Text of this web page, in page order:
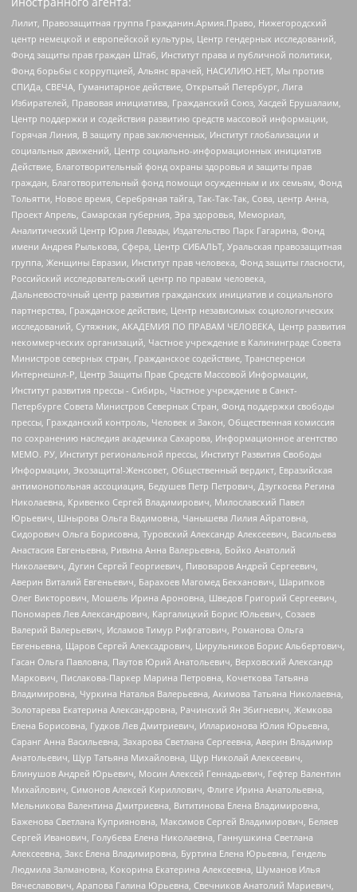
Лилит, Правозащитная группа Гражданин.Армия.Право, Нижегородский
центр немецкой и европейской культуры, Центр гендерных исследований,
Фонд защиты прав граждан Штаб, Институт права и публичной политики,
Фонд борьбы с коррупцией, Альянс врачей, НАСИЛИЮ.НЕТ, Мы против
СПИДа, СВЕЧА, Гуманитарное действие, Открытый Петербург, Лига
Избирателей, Правовая инициатива, Гражданский Союз, Хасдей Ерушалаим,
Центр поддержки и содействия развитию средств массовой информации,
Горячая Линия, В защиту прав заключенных, Институт глобализации и
социальных движений, Центр социально-информационных инициатив
Действие, Благотворительный фонд охраны здоровья и защиты прав
граждан, Благотворительный фонд помощи осужденным и их семьям, Фонд
Тольятти, Новое время, Серебряная тайга, Так-Так-Так, Сова, центр Анна,
Проект Апрель, Самарская губерния, Эра здоровья, Мемориал,
Аналитический Центр Юрия Левады, Издательство Парк Гагарина, Фонд
имени Андрея Рылькова, Сфера, Центр СИБАЛЬТ, Уральская правозащитная
группа, Женщины Евразии, Институт прав человека, Фонд защиты гласности,
Российский исследовательский центр по правам человека,
Дальневосточный центр развития гражданских инициатив и социального
партнерства, Гражданское действие, Центр независимых социологических
исследований, Сутяжник, АКАДЕМИЯ ПО ПРАВАМ ЧЕЛОВЕКА, Центр развития
некоммерческих организаций, Частное учреждение в Калининграде Совета
Министров северных стран, Гражданское содействие, Трансперенси
Интернешнл-Р, Центр Защиты Прав Средств Массовой Информации,
Институт развития прессы - Сибирь, Частное учреждение в Санкт-
Петербурге Совета Министров Северных Стран, Фонд поддержки свободы
прессы, Гражданский контроль, Человек и Закон, Общественная комиссия
по сохранению наследия академика Сахарова, Информационное агентство
МЕМО. РУ, Институт региональной прессы, Институт Развития Свободы
Информации, Экозащита!-Женсовет, Общественный вердикт, Евразийская
антимонопольная ассоциация, Бедушев Петр Петрович, Дзугкоева Регина
Николаевна, Кривенко Сергей Владимирович, Милославский Павел
Юрьевич, Шнырова Ольга Вадимовна, Чанышева Лилия Айратовна,
Сидорович Ольга Борисовна, Туровский Александр Алексеевич, Васильева
Анастасия Евгеньевна, Ривина Анна Валерьевна, Бойко Анатолий
Николаевич, Дугин Сергей Георгиевич, Пивоваров Андрей Сергеевич,
Аверин Виталий Евгеньевич, Барахоев Магомед Бекханович, Шарипков
Олег Викторович, Мошель Ирина Ароновна, Шведов Григорий Сергеевич,
Пономарев Лев Александрович, Каргалицкий Борис Юльевич, Созаев
Валерий Валерьевич, Исламов Тимур Рифгатович, Романова Ольга
Евгеньевна, Щаров Сергей Алексадрович, Цирульников Борис Альбертович,
Гасан Ольга Павловна, Паутов Юрий Анатольевич, Верховский Александр
Маркович, Пислакова-Паркер Марина Петровна, Кочеткова Татьяна
Владимировна, Чуркина Наталья Валерьевна, Акимова Татьяна Николаевна,
Золотарева Екатерина Александровна, Рачинский Ян Збигневич, Жемкова
Елена Борисовна, Гудков Лев Дмитриевич, Илларионова Юлия Юрьевна,
Саранг Анна Васильевна, Захарова Светлана Сергеевна, Аверин Владимир
Анатольевич, Щур Татьяна Михайловна, Щур Николай Алексеевич,
Блинушов Андрей Юрьевич, Мосин Алексей Геннадьевич, Гефтер Валентин
Михайлович, Симонов Алексей Кириллович, Флиге Ирина Анатольевна,
Мельникова Валентина Дмитриевна, Вититинова Елена Владимировна,
Баженова Светлана Куприяновна, Максимов Сергей Владимирович, Беляев
Сергей Иванович, Голубева Елена Николаевна, Ганнушкина Светлана
Алексеевна, Закс Елена Владимировна, Буртина Елена Юрьевна, Гендель
Людмила Залмановна, Кокорина Екатерина Алексеевна, Шуманов Илья
Вячеславович, Арапова Галина Юрьевна, Свечников Анатолий Мариевич,